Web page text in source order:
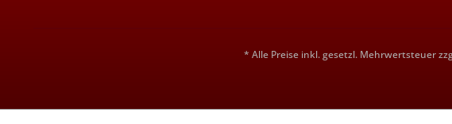
* Alle Preise inkl. gesetzl. Mehrwertsteuer